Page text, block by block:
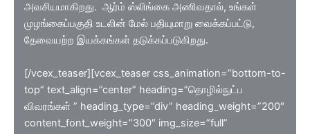
அவசியமாகிறது. ஆர்ம் ஸ்லிங்கை அணிவதால், உங்கள்
முழங்கைப்பகுதி உடலின் மேல் பதியுமாறு வைக்கப்பட்டு,
தேவையற்ற இயக்கங்கள் தடுக்கப்படுகிறது.
[/vcex_teaser][vcex_teaser css_animation=”bottom-to-
top” text_align=”center” heading=”தொழில்நுட்ப
விவரங்கள் ” heading_type=”div” heading_weight=”200″
content_font_weight=”300″ img_size=”full”